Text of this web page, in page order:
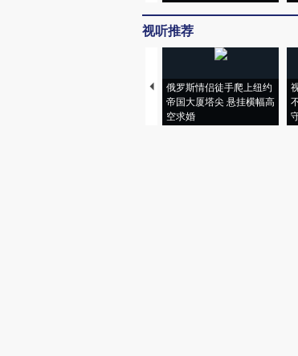
视听推荐
俄罗斯情侣徒手爬上纽约
帝国大厦塔尖 悬挂横幅高
空求婚